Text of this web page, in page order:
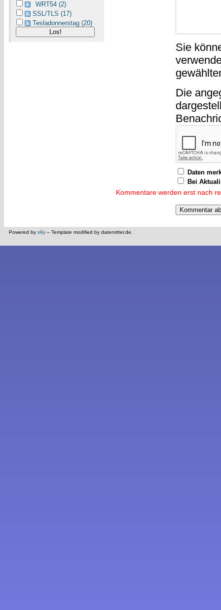
WRT54 (2)
SSL/TLS (17)
Tesladonnerstag (20)
Sie
Die
Daten
Bei
Kommentare werden erst nach
Powered by s9y – Template modified by datenritter.de.